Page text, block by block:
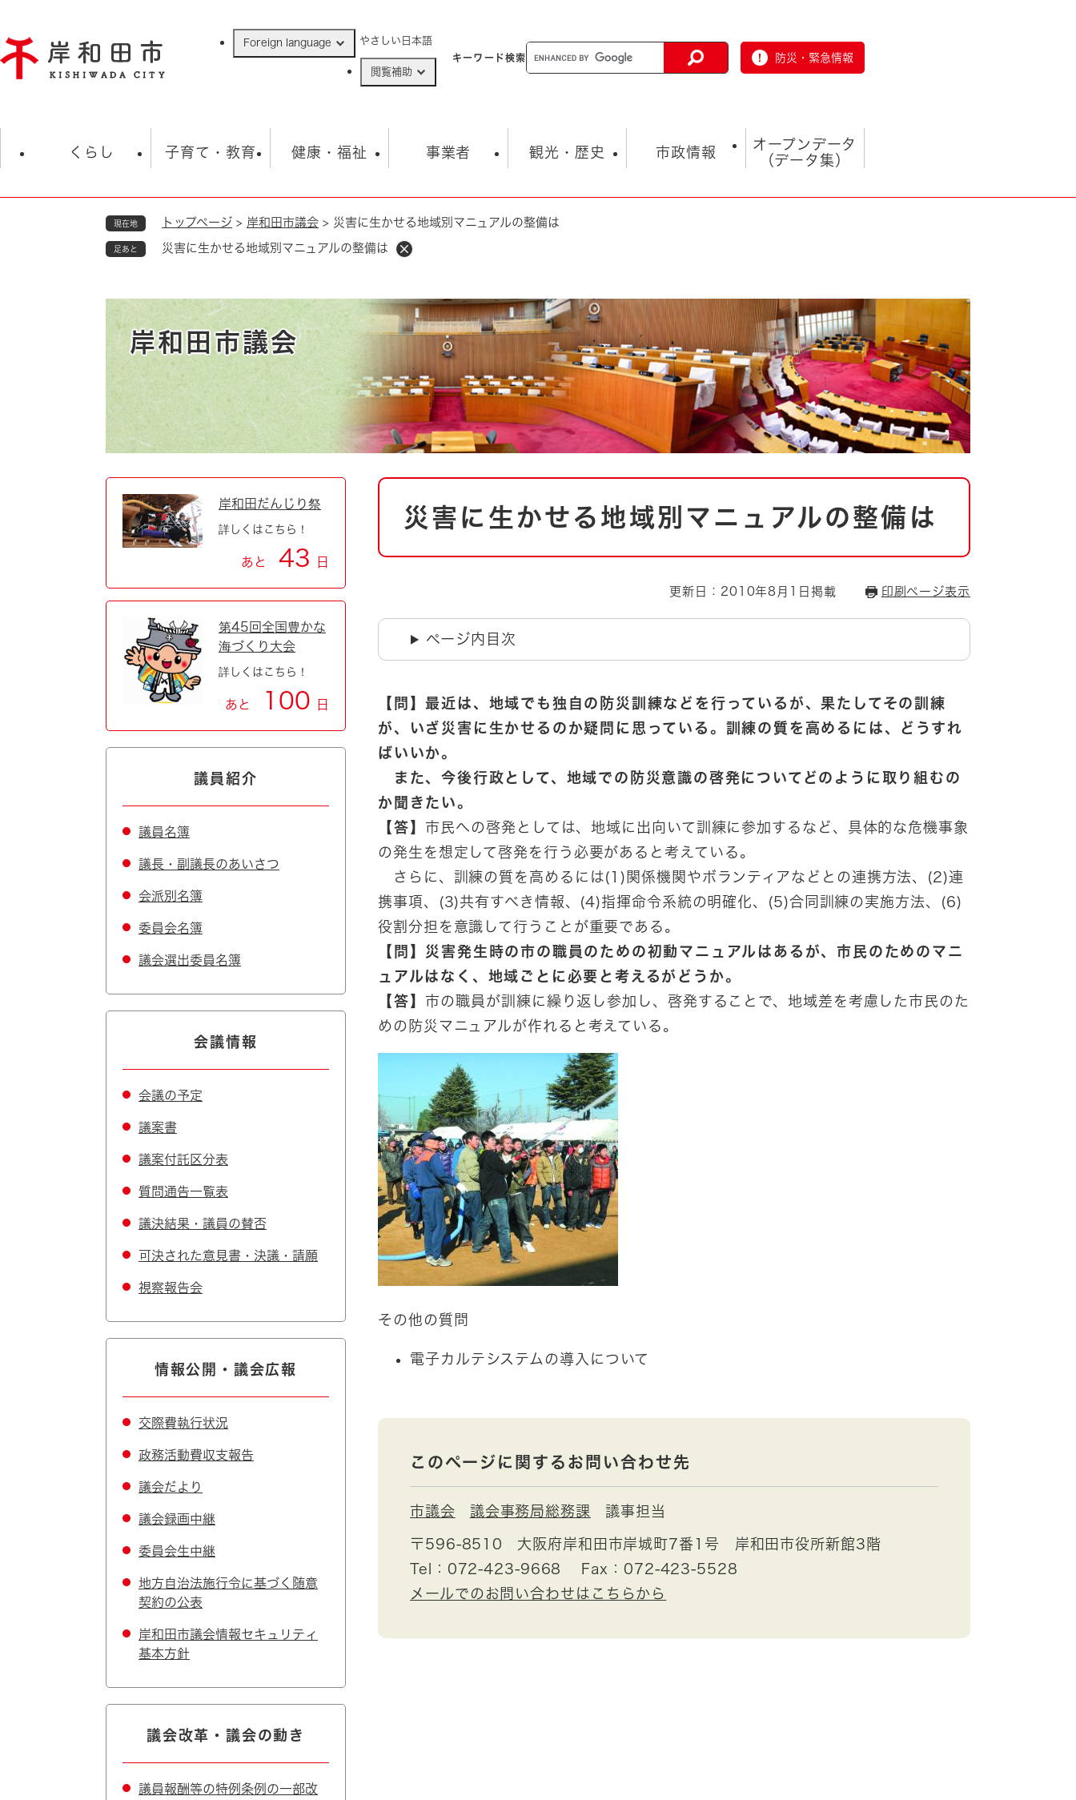
ジ
の
Foreign language やさしい日本語
閲覧補助
キーワード検索 防災・緊急情報
くらし
住民票・戸籍
ごみ・衛生・動物 救急・消防
防災・防犯 上水道・下水道
自然・環境・公園 住宅
引っ越し おくやみ
男女共同参画
地域コミュニティ・ボラン
道路・河川・交通 まちづくり
国際交流
子育て・教育
学校 子育て
健康・福祉
福祉・健康・生活 生涯学習・スポーツ
事業者
入札・契約情報
環境 福祉・介護
とじる
観光・歴史
観光 観光スポット
とじる
市政情報
市の概要
市政 職員採用情報
市役所・施設の案内
オープンデータ
（データ集）
オープンデータ
現在地 トップページ > 岸和田市議会 > 災害に生かせる地域別マニュアルの整備は
足あと 災害に生かせる地域別マニュアルの整備は
岸和田市議会
本
災害に生かせる地域別マニュアルの整備は
更新日：2010年8月1日掲載 印刷ページ表示
ページ内目次
【問】最近は、地域でも独自の防災訓練などを行っているが、果たしてその訓練
が、いざ災害に生かせるのか疑問に思っている。訓練の質を高めるには、どうすれ
ばいいか。
また、今後行政として、地域での防災意識の啓発についてどのように取り組むの
か聞きたい。
【答】 市民への啓発としては、地域に出向いて訓練に参加するなど、具体的な危機事象
の発生を想定して啓発を行う必要があると考えている。
さらに、訓練の質を高めるには(1)関係機関やボランティアなどとの連携方法、(2)連
携事項、(3)共有すべき情報、(4)指揮命令系統の明確化、(5)合同訓練の実施方法、(6)
役割分担を意識して行うことが重要である。
【問】災害発生時の市の職員のための初動マニュアルはあるが、市民のためのマニ
ュアルはなく、地域ごとに必要と考えるがどうか。
【答】 市の職員が訓練に繰り返し参加し、啓発することで、地域差を考慮した市民のた
めの防災マニュアルが作れると考えている。
その他の質問
電子カルテシステムの導入について
このページに関するお問い合わせ先
市議会 議会事務局総務課 議事担当
〒596-8510
大阪府岸和田市岸城町7番1号 岸和田市役所新館3階
Tel：072-423-9668
Fax：072-423-5528
メールでのお問い合わせはこちらから
岸和田だんじり祭
詳しくはこちら！
あと 43 日
第45回全国豊かな
海づくり大会
詳しくはこちら！
あと 100 日
議員紹介
議員名簿
議長・副議長のあいさつ
会派別名簿
委員会名簿
議会選出委員名簿
会議情報
会議の予定
議案書
議案付託区分表
質問通告一覧表
議決結果・議員の賛否
可決された意見書・決議・請願
視察報告会
情報公開・議会広報
交際費執行状況
政務活動費収支報告
議会だより
議会録画中継
委員会生中継
地方自治法施行令に基づく随意
契約の公表
岸和田市議会情報セキュリティ
基本方針
議会改革・議会の動き
議員報酬等の特例条例の一部改